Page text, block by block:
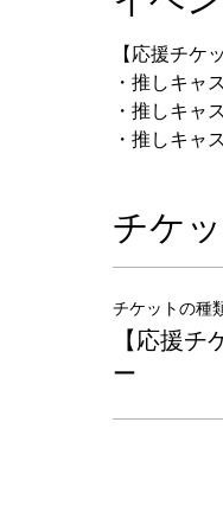
【応援チケ
・推しキャ
・推しキャ
・推しキャ
チケ
チケットの種
【応援
ー